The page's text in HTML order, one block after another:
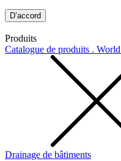
D’accord
Produits
Catalogue de produits .
Drainage de bâtiments